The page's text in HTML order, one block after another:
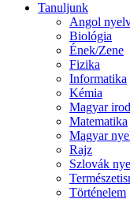
Tanuljunk
Angol
Biológia
Ének/Zene
Fizika
Informatika
Kémia
Magyar
Matematika
Magyar
Rajz
Szlovák
Történelem